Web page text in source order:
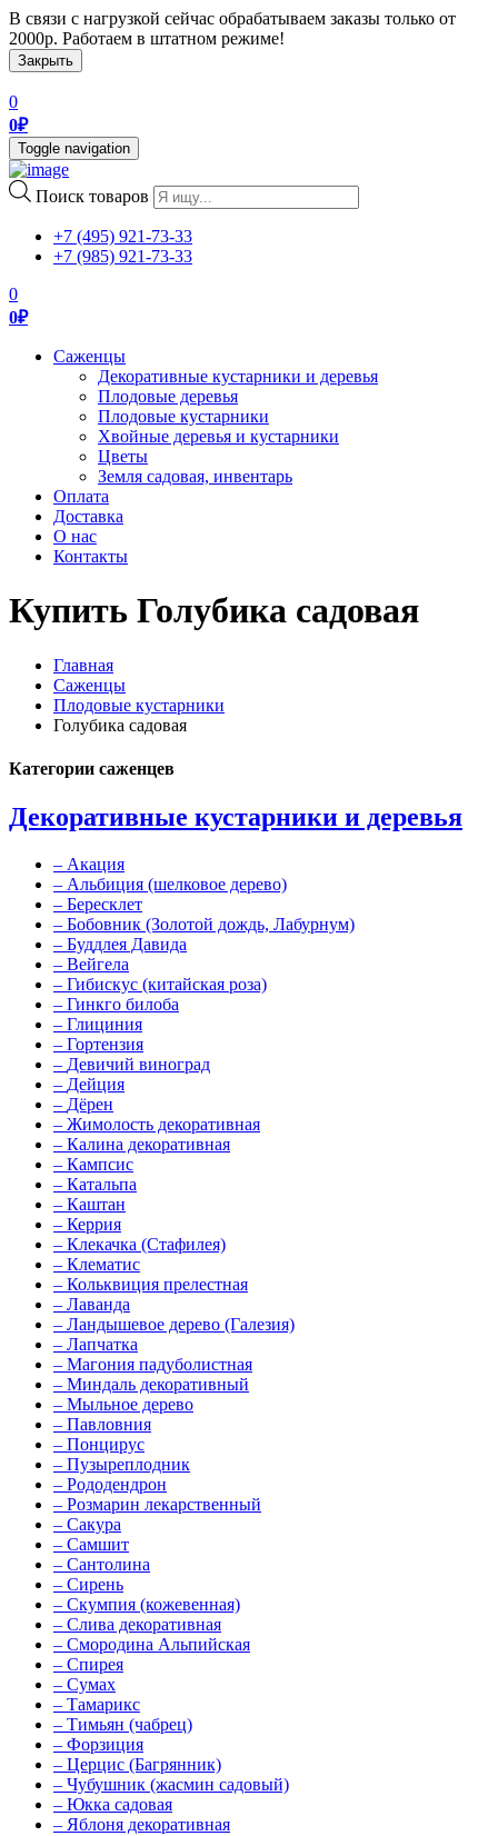
В связи с нагрузкой сейчас обрабатываем заказы только от
2000р. Работаем в штатном режиме!
Закрыть
0
0₽
Toggle navigation
Поиск товаров
+7 (495) 921-73-33
+7 (985) 921-73-33
0
0₽
Саженцы
Декоративные кустарники и деревья
Плодовые деревья
Плодовые кустарники
Хвойные деревья и кустарники
Цветы
Земля садовая, инвентарь
Оплата
Доставка
О нас
Контакты
Купить Голубика садовая
Главная
Саженцы
Плодовые кустарники
Голубика садовая
Категории саженцев
Декоративные кустарники и деревья
– Акация
– Альбиция (шелковое дерево)
– Бересклет
– Бобовник (Золотой дождь, Лабурнум)
– Буддлея Давида
– Вейгела
– Гибискус (китайская роза)
– Гинкго билоба
– Глициния
– Гортензия
– Девичий виноград
– Дейция
– Дёрен
– Жимолость декоративная
– Калина декоративная
– Кампсис
– Катальпа
– Каштан
– Керрия
– Клекачка (Стафилея)
– Клематис
– Кольквиция прелестная
– Лаванда
– Ландышевое дерево (Галезия)
– Лапчатка
– Магония падуболистная
– Миндаль декоративный
– Мыльное дерево
– Павловния
– Понцирус
– Пузыреплодник
– Рододендрон
– Розмарин лекарственный
– Сакура
– Самшит
– Сантолина
– Сирень
– Скумпия (кожевенная)
– Слива декоративная
– Смородина Альпийская
– Спирея
– Сумах
– Тамарикс
– Тимьян (чабрец)
– Форзиция
– Церцис (Багрянник)
– Чубушник (жасмин садовый)
– Юкка садовая
– Яблоня декоративная